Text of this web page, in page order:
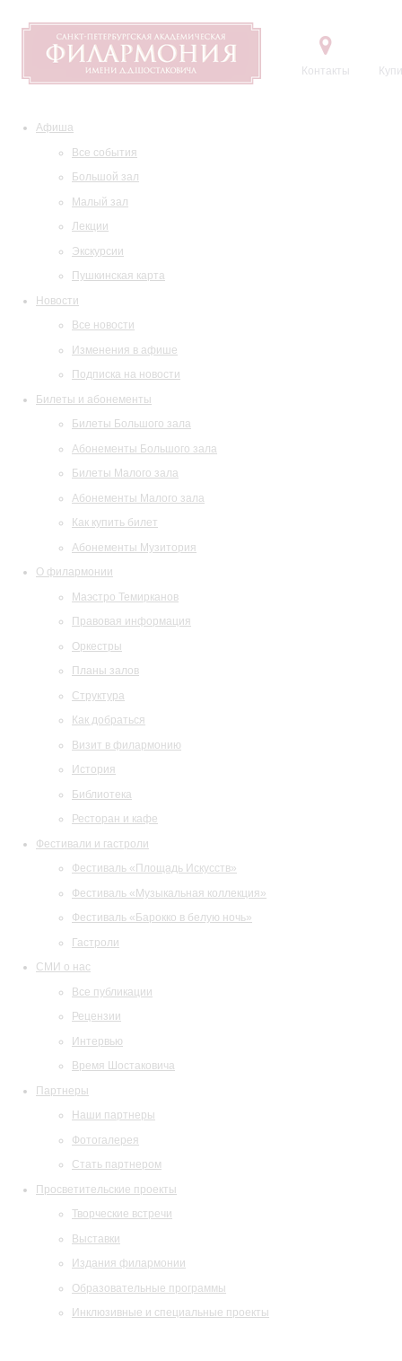
Контакты
Афиша
Все события
Большой зал
Малый зал
Лекции
Экскурсии
Пушкинская карта
Новости
Все новости
Изменения в афише
Подписка на новости
Билеты и абонементы
Билеты Большого зала
Абонементы Большого зала
Билеты Малого зала
Абонементы Малого зала
Как купить билет
Абонементы Музитория
О филармонии
Маэстро Темирканов
Правовая информация
Оркестры
Планы залов
Структура
Как добраться
Визит в филармонию
История
Библиотека
Ресторан и кафе
Фестивали и гастроли
Фестиваль «Площадь Искусств»
Фестиваль «Музыкальная коллекция»
Фестиваль «Барокко в белую ночь»
Гастроли
СМИ о нас
Все публикации
Рецензии
Интервью
Время Шостаковича
Партнеры
Наши партнеры
Фотогалерея
Стать партнером
Просветительские проекты
Творческие встречи
Выставки
Издания филармонии
Образовательные программы
Инклюзивные и специальные проекты